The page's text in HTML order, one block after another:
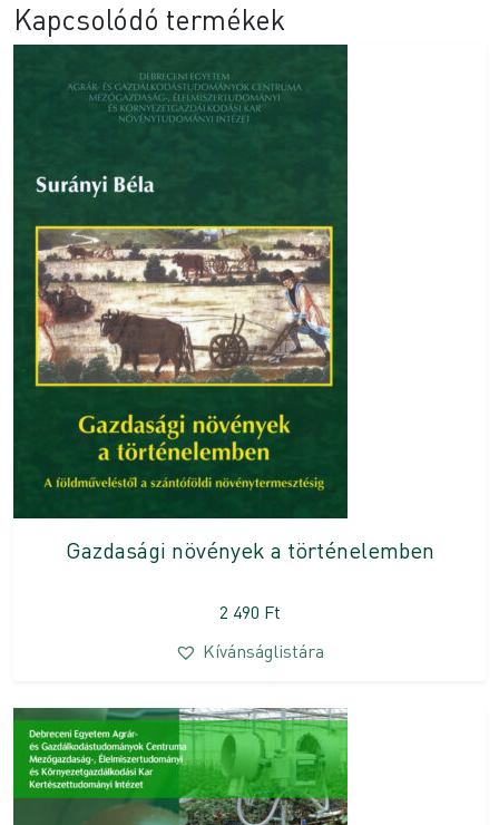
Kapcsolódó termékek
Gazdasági növények a történelemben
2 490 Ft
Kívánságlistára